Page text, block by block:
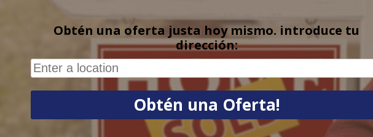
Obtén una oferta justa hoy mismo. introduce tu
dirección: